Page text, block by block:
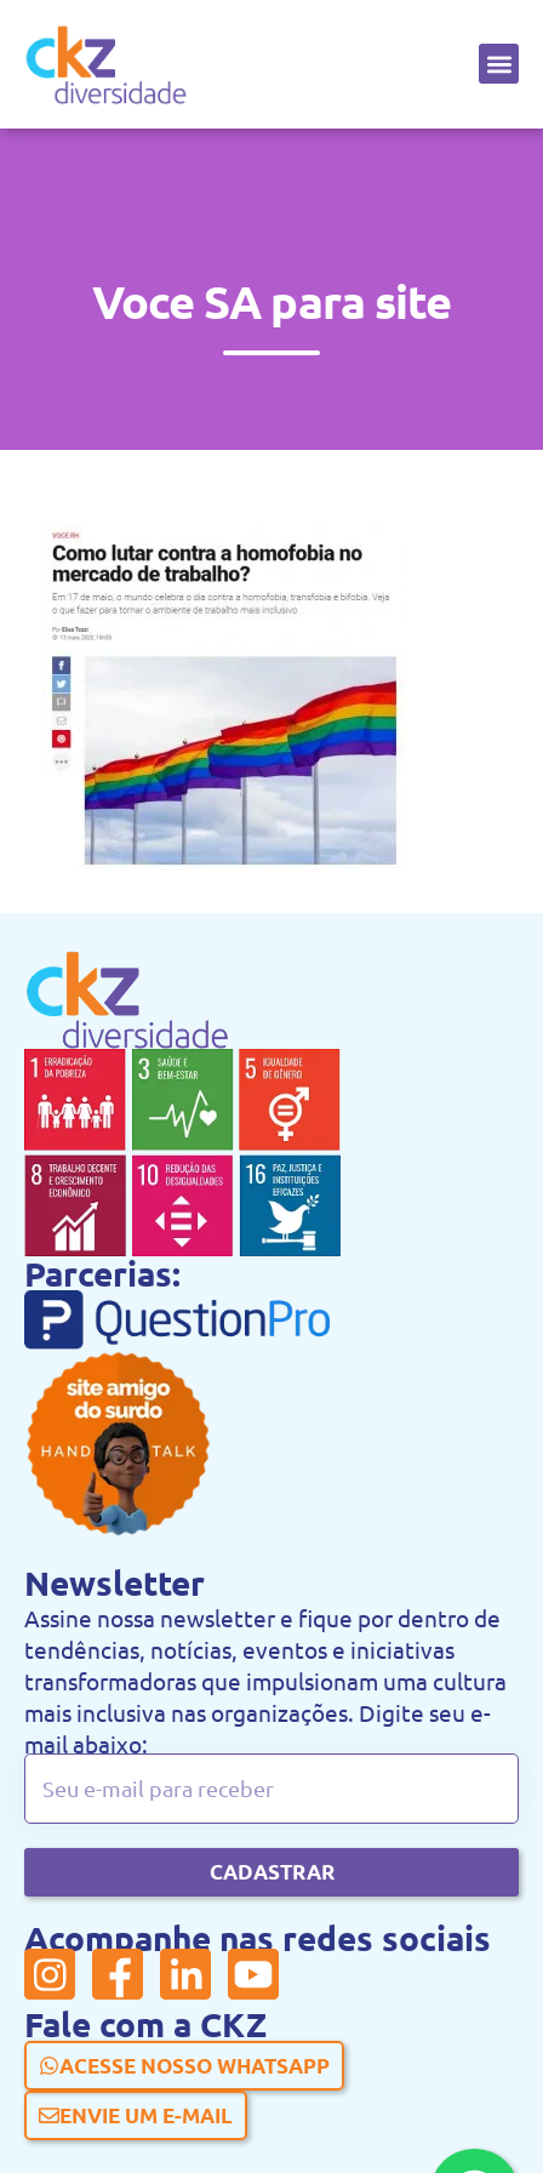
Voce SA para site
Parcerias:
Newsletter
Assine nossa newsletter e fique por dentro de
tendências, notícias, eventos e iniciativas
transformadoras que impulsionam uma cultura
mais inclusiva nas organizações. Digite seu e-
mail abaixo:
CADASTRAR
Acompanhe nas redes sociais
Fale com a CKZ
ACESSE NOSSO WHATSAPP
ENVIE UM E-MAIL